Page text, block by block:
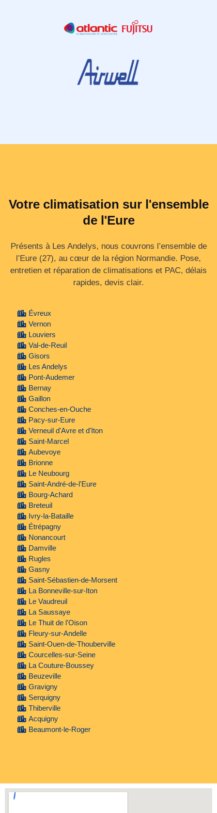
Votre climatisation sur l'ensemble
de l'Eure
Présents à Les Andelys, nous couvrons l’ensemble de
l’Eure (27), au cœur de la région Normandie. Pose,
entretien et réparation de climatisations et PAC, délais
rapides, devis clair.
Évreux
Vernon
Louviers
Val-de-Reuil
Gisors
Les Andelys
Pont-Audemer
Bernay
Gaillon
Conches-en-Ouche
Pacy-sur-Eure
Verneuil d'Avre et d'Iton
Saint-Marcel
Aubevoye
Brionne
Le Neubourg
Saint-André-de-l'Eure
Bourg-Achard
Breteuil
Ivry-la-Bataille
Étrépagny
Nonancourt
Damville
Rugles
Gasny
Saint-Sébastien-de-Morsent
La Bonneville-sur-Iton
Le Vaudreuil
La Saussaye
Le Thuit de l'Oison
Fleury-sur-Andelle
Saint-Ouen-de-Thouberville
Courcelles-sur-Seine
La Couture-Boussey
Beuzeville
Gravigny
Serquigny
Thiberville
Acquigny
Beaumont-le-Roger